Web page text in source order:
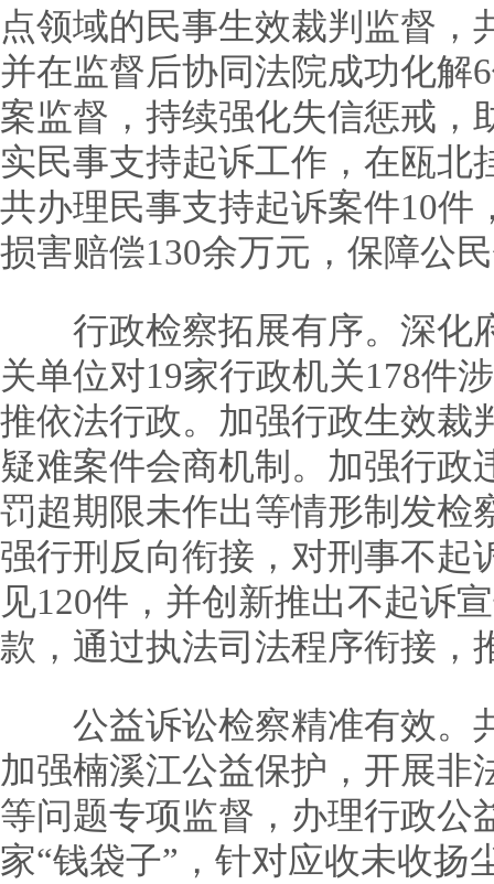
点领域的民事生效裁判监督，
并在监督后协同法院成功化解
案监督，持续强化失信惩戒，
实民事支持起诉工作，在瓯北
共办理民事支持起诉案件10件
损害赔偿130余万元，保障公
行政检察拓展有序。深化
关单位对19家行政机关178件
推依法行政。加强行政生效裁
疑难案件会商机制。加强行政
罚超期限未作出等情形制发检
强行刑反向衔接，对刑事不起
见120件，并创新推出不起诉
款，通过执法司法程序衔接，
公益诉讼检察精准有效。
加强楠溪江公益保护，开展非
等问题专项监督，办理行政公
家“钱袋子”，针对应收未收扬